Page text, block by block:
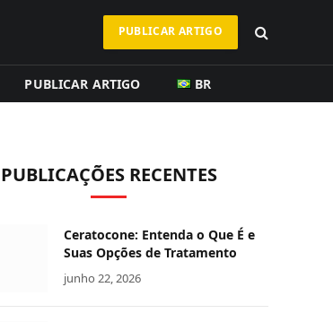
PUBLICAR ARTIGO
PUBLICAR ARTIGO BR
PUBLICAÇÕES RECENTES
Ceratocone: Entenda o Que É e
Suas Opções de Tratamento
junho 22, 2026